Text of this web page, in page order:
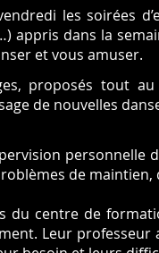
les soirées
appris dans la
et vous amuser.
proposés tout
de nouvelles
personnelle
de
du centre de
Leur professeur